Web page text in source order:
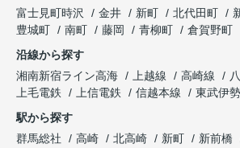
富士見町時沢
金井 新町 北代田町
豊城町
南町 藤岡 青柳町
倉賀野町
沿線から探す
湘南新宿ライン高海
上越線 高崎線
上毛電鉄
上信電鉄 信越本線 東武伊
駅から探す
群馬総社
高崎 北高崎 新町 新前橋